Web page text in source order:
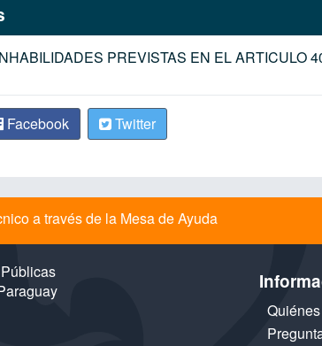
PREVISTAS EN EL ARTICULO
Facebook Twitter
a través de la Mesa de Ayuda